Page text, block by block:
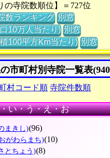
の寺院数順位】＝727位
数ランキング 別窓
10万人当たり) 別窓
100平方Km当たり) 別窓
市町村別寺院一覧表
村コード順 寺院件数順
い・う・え・お
まきし)(96)
がわらまち)(10)
とちょう)(8)